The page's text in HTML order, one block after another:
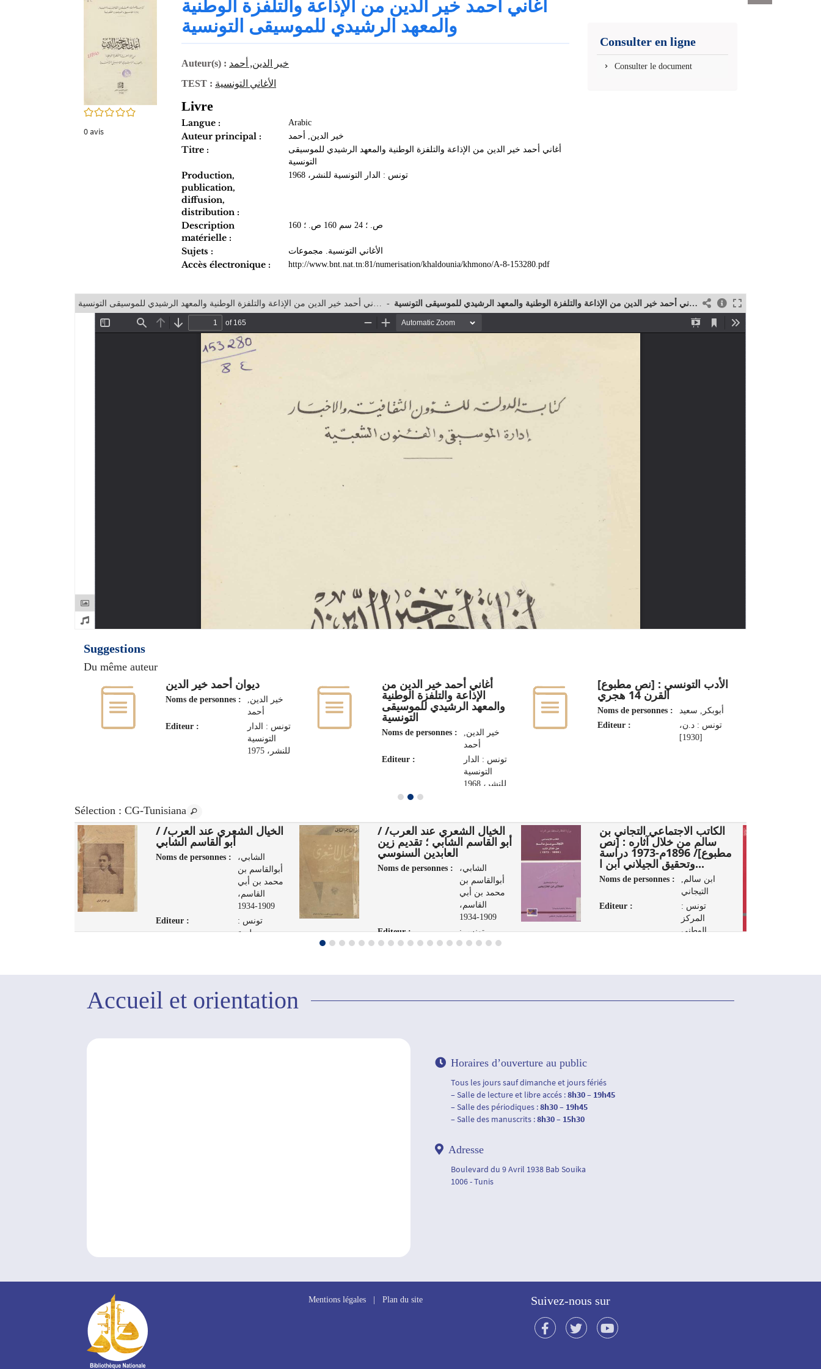
0/5
0avis
أغاني أحمد خير الدين من الإذاعة والتلفزة الوطنية
والمعهد الرشيدي للموسيقى التونسية
Auteur(s) : خير الدين, أحمد
TEST : الأغاني التونسية
Livre
Langue : Arabic
Auteur principal : خير الدين, أحمد
Titre :
أغاني أحمد خير الدين من الإذاعة والتلفزة الوطنية والمعهد الرشيدي للموسيقى
التونسية
Production,
publication,
diffusion,
distribution :
تونس : الدار التونسية للنشر، 1968
Description
matérielle :
160 ص. ؛ 24 سم 160 ص. ؛
Sujets : الأغاني التونسية. مجموعات
Accès électronique : http://www.bnt.nat.tn:81/numerisation/khaldounia/khmono/A-8-153280.pdf
fenêtre)
Consulter en ligne
Consulter le document
- أغاني أحمد خير الدين من الإذاعة والتلفزة الوطنية والمعهد الرشيدي للموسيقى التونسية
Suggestions
Du même auteur
أغاني أحمد خير الدين من
الإذاعة والتلفزة الوطنية
والمعهد الرشيدي للموسيقى
التونسية
Noms de personnes :
خير الدين,
أحمد
Editeur :
تونس : الدار
التونسية
للنشر، 1968
الأدب التونسي : [نص مطبوع]
القرن 14 هجري
Noms de personnes :
أبوبكر, سعيد
Editeur :
تونس : د.ن،
[1930]
ديوان أحمد خير الدين
Noms de personnes :
خير الدين,
أحمد
Editeur :
تونس : الدار
التونسية
للنشر، 1975
Sélection : CG-Tunisiana
الخيال الشعري عند العرب/ /
أبو القاسم الشابي
Noms de personnes :
الشابي،
أبوالقاسم بن
محمد بن أبي
القاسم،
1909-1934
Editeur :
تونس :
مطبعة
الخيال الشعري عند العرب/ /
أبو القاسم الشابي ؛ تقديم زين
العابدين السنوسي
Noms de personnes :
الشابي،
أبوالقاسم بن
محمد بن أبي
القاسم،
1909-1934
Editeur :
تونس :
الشركة
الكاتب الاجتماعي التجاني بن
سالم من خلال آثاره : [نص
مطبوع]/ 1896م-1973 دراسة
وتحقيق الجيلاني ابن ا...
Noms de personnes :
ابن سالم,
التيجاني
Editeur :
تونس :
المركز
الوطني
Accueil et orientation
Horaires d’ouverture au public
Tous les jours sauf dimanche et jours fériés
– Salle de lecture et libre accés :8h30 – 19h45
– Salle des périodiques :8h30 – 19h45
– Salle des manuscrits :8h30 – 15h30
Adresse
Boulevard du 9 Avril 1938 Bab Souika
1006 - Tunis
Mentions légales Plan du site Suivez-nous sur